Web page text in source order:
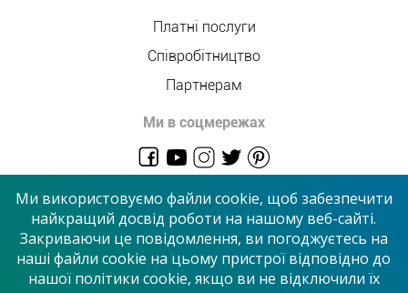
Платні послуги
Співробітництво
Партнерам
Ми в соцмережах
© 2026 “Сервісний центр”
Приймаємо до оплати
Ми використовуємо файли cookie, щоб забезпечити
найкращий досвід роботи на нашому веб-сайті.
Закриваючи це повідомлення, ви погоджуєтесь на
наші файли cookie на цьому пристрої відповідно до
нашої політики cookie, якщо ви не відключили їх